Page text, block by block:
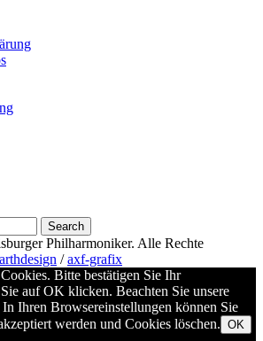
Philharmoniker. Alle Rechte
/axf-grafix
Bitte bestätigen Sie Ihr
auf OK klicken. Beachten Sie unsere
In Ihren Browsereinstellungen können Sie
werden und Cookies löschen. OK